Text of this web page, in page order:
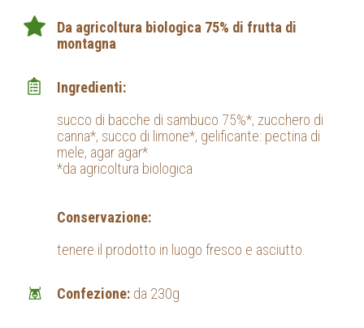
Da agricoltura biologica 75% di frutta di
montagna
Ingredienti:
succo di bacche di sambuco 75%*, zucchero di
canna*, succo di limone*, gelificante: pectina di
mele, agar agar*
*da agricoltura biologica
Conservazione:
tenere il prodotto in luogo fresco e asciutto.
Confezione:da 230g